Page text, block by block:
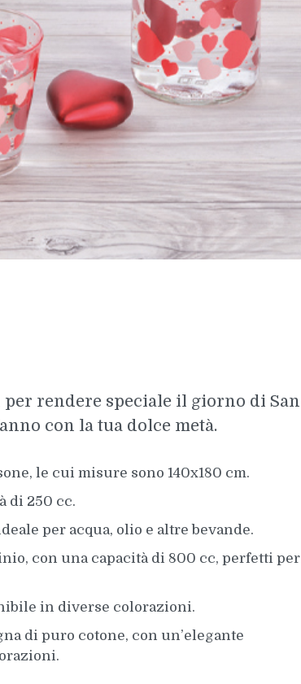
rendere speciale il giorno di San
con la tua dolce metà.
le cui misure sono 140x180 cm.
di 250 cc.
per acqua, olio e altre bevande.
con una capacità di 800 cc, perfetti per
in diverse colorazioni.
di puro cotone, con un’elegante